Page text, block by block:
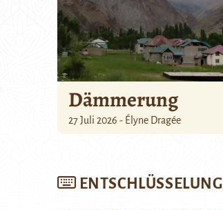
Dämmerung
27 Juli 2026 - Élyne Dragée
ENTSCHLÜSSELUNG